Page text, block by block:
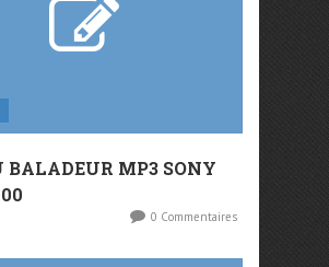
BALADEUR MP3 SONY
0 Commentaires